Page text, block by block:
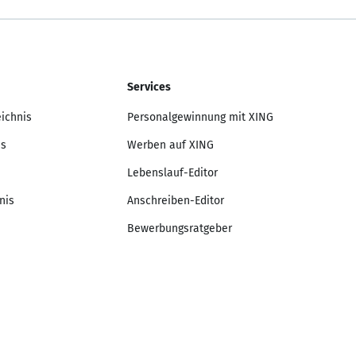
Services
Personalgewinnung mit XING
Werben auf XING
Lebenslauf-Editor
Anschreiben-Editor
Bewerbungsratgeber